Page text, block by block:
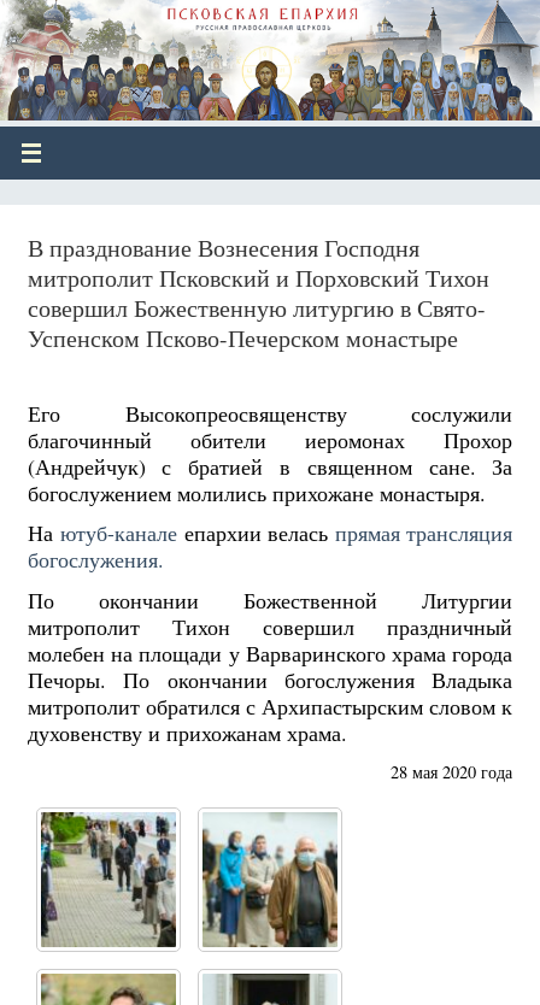
В празднование Вознесения Господня
митрополит Псковский и Порховский Тихон
совершил Божественную литургию в Свято-
Успенском Псково-Печерском монастыре
Его Высокопреосвященству сослужили
благочинный обители иеромонах Прохор
(Андрейчук) с братией в священном сане. За
богослужением молились прихожане монастыря.
На ютуб-каналеепархии веласьпрямая трансляция
богослужения.
По окончании Божественной Литургии
митрополит Тихон совершил праздничный
молебен на площади у Варваринского храма города
Печоры. По окончании богослужения Владыка
митрополит обратился с Архипастырским словом к
духовенству и прихожанам храма.
28 мая 2020 года